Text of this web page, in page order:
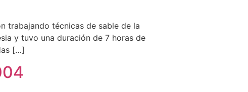
trabajando técnicas de sable de la
y tuvo una duración de 7 horas de
[…]